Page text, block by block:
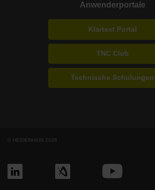
Anwenderportale
Klartext Portal
TNC Club
Technische Schulungen
© HEIDENHAIN 2026